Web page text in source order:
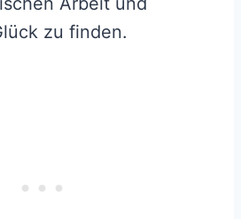
zu finden.